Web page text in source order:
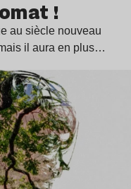
!
au siècle nouveau
il aura en plus…